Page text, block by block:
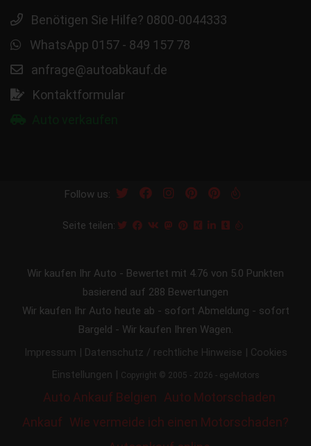
Benötigen Sie Hilfe? 0800-0044333
WhatsApp 0157 - 849 157 78
anfrage@autoabkauf.de
Kontaktformular
Follow us:
Seite teilen:
Wir kaufen Ihr Auto - Bewertet mit 4.76 von 5.0 Punkten
basierend auf 288 Bewertungen
Wir kaufen Ihr Auto heute ab - sofort Abmeldung - sofort
Bargeld - Wir kaufen Ihren Wagen.
Impressum | Datenschutz / rechtliche Hinweise | Cookies
Einstellungen | Copyright © 2005 - 2026 - egeMotors
Auto Ankauf Belgien
Auto Motorschaden
Ankauf Wie vermeide ich einen Motorschaden?